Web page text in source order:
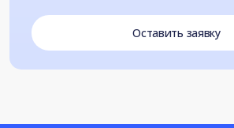
Оставить заявку